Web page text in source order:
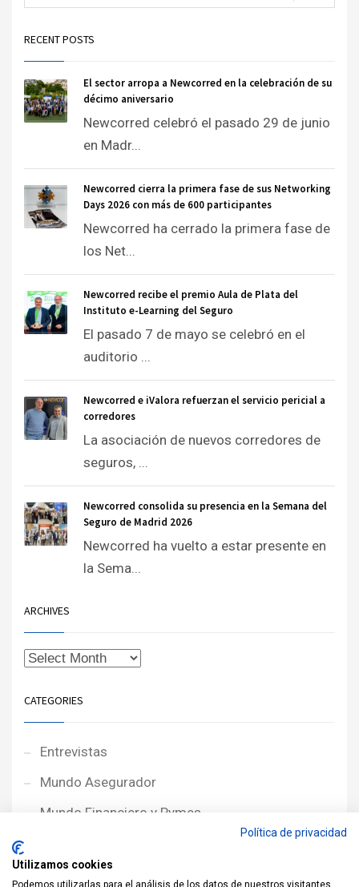
RECENT POSTS
El sector arropa a Newcorred en la celebración de su
décimo aniversario
Newcorred celebró el pasado 29 de junio
en Madr...
Newcorred cierra la primera fase de sus Networking
Days 2026 con más de 600 participantes
Newcorred ha cerrado la primera fase de
los Net...
Newcorred recibe el premio Aula de Plata del
Instituto e-Learning del Seguro
El pasado 7 de mayo se celebró en el
auditorio ...
Newcorred e iValora refuerzan el servicio pericial a
corredores
La asociación de nuevos corredores de
seguros, ...
Newcorred consolida su presencia en la Semana del
Seguro de Madrid 2026
Newcorred ha vuelto a estar presente en
la Sema...
ARCHIVES
CATEGORIES
Entrevistas
Mundo Asegurador
Mundo Financiero y Pymes
Noticias NewcorRED
Política de privacidad
Utilizamos cookies
Podemos utilizarlas para el análisis de los datos de nuestros visitantes,